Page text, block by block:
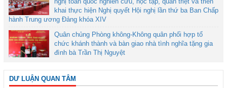
khai thực hiện Nghị quyết Hội nghị lần thứ ba Ban Chấp
hành Trung ương Đảng khóa XIV
Quân chủng Phòng không-Không quân phối hợp tổ
chức khánh thành và bàn giao nhà tình nghĩa tặng gia
đình bà Trần Thị Nguyệt
DƯ LUẬN QUAN TÂM